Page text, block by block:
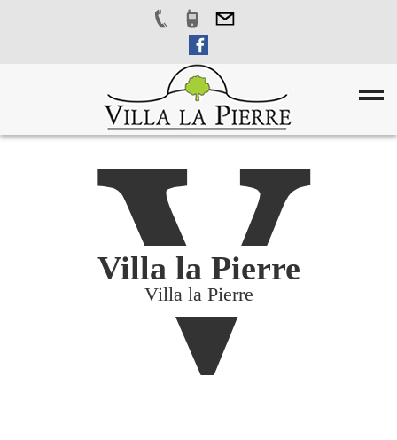
V
Villa la Pierre
Villa la Pierre